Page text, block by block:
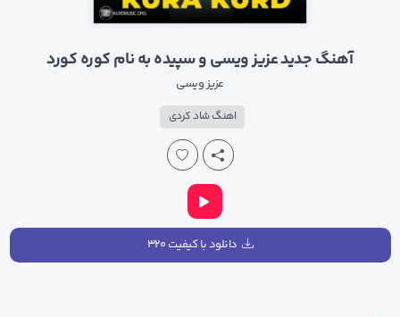
آهنگ جدید عزیز ویسی و سپیده به نام کوره کورد
عزیز ویسی
اهنگ شاد کردی
دانلود با کیفیت ۳۲۰